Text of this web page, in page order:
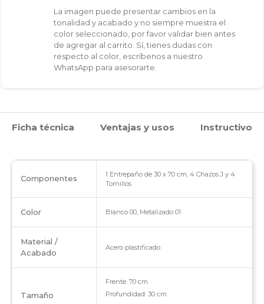
La imagen puede presentar cambios en la
tonalidad y acabado y no siempre muestra el
color seleccionado, por favor validar bien antes
de agregar al carrito. Sí, tienes dudas con
respecto al color, escríbenos a nuestro
WhatsApp para asesorarte.
Ficha técnica Ventajas y usos Instructivo
Componentes
1 Entrepaño de 30 x 70 cm, 4 Chazos J y 4
Tornillos
Color Blanco 00, Metalizado 01
Material /
Acabado
Acero plastificado
Tamaño
Frente: 70 cm
Profundidad: 30 cm